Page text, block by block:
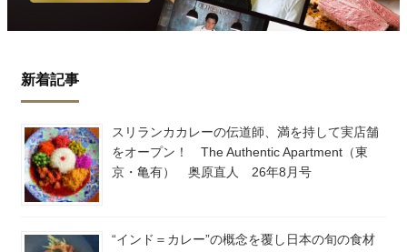
新着記事
スリランカカレーの伝道師、満を持して実店舗
をオープン！ The Authentic Apartment（東
京・亀有） 奥原直人 26年8月号
“インド＝カレー”の概念を覆し日本の旬の食材